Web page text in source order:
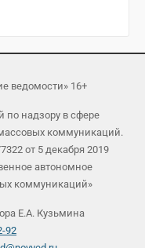
ведомости» 16+
по надзору в сфере
коммуникаций.
от 5 декабря 2019
автономное
коммуникаций»
Е.А. Кузьмина
92